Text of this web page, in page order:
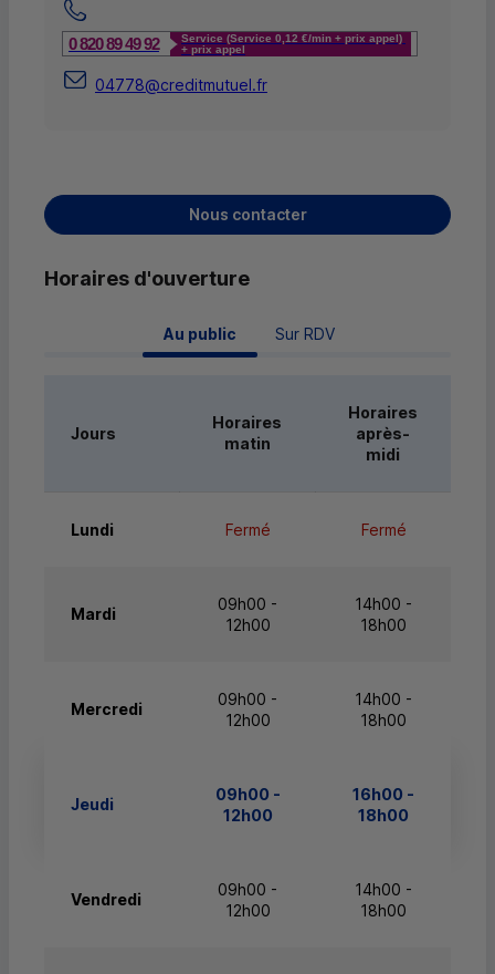
0 820 89 49 92
Service (Service 0,12 €/min + prix appel)
+ prix appel
04778@creditmutuel.fr
Nous contacter
Horaires d'ouverture
Au public Sur RDV
Jours
Horaires
matin
Horaires
après-
midi
Lundi Fermé Fermé
Mardi
09h00 -
12h00
14h00 -
18h00
Mercredi
09h00 -
12h00
14h00 -
18h00
Jeudi
09h00 -
12h00
16h00 -
18h00
Vendredi
09h00 -
12h00
14h00 -
18h00